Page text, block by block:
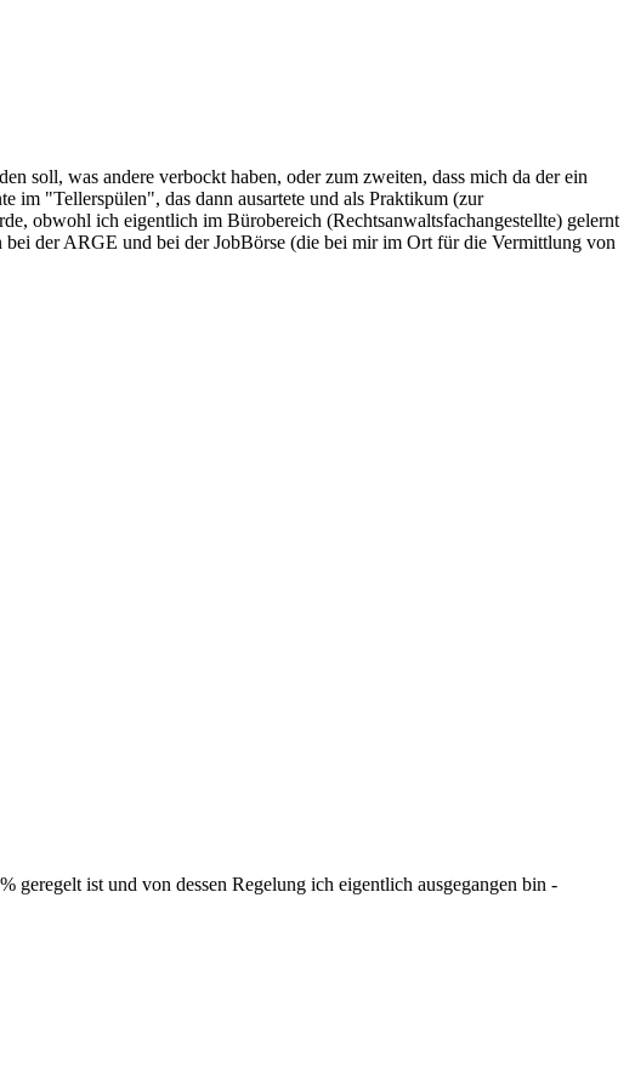
soll, was andere verbockt haben, oder zum zweiten, dass mich da der ein
im "Tellerspülen", das dann ausartete und als Praktikum (zur
obwohl ich eigentlich im Bürobereich (Rechtsanwaltsfachangestellte) gelernt
der ARGE und bei der JobBörse (die bei mir im Ort für die Vermittlung von
ist und von dessen Regelung ich eigentlich ausgegangen bin -